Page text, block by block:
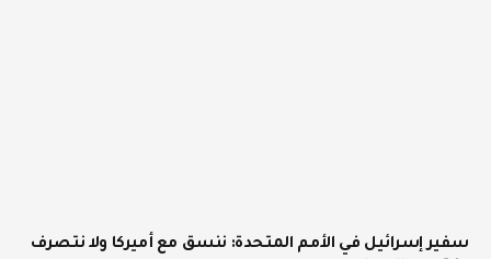
سفير إسرائيل في الأمم المتحدة: ننسق مع أميركا ولا نتصرف